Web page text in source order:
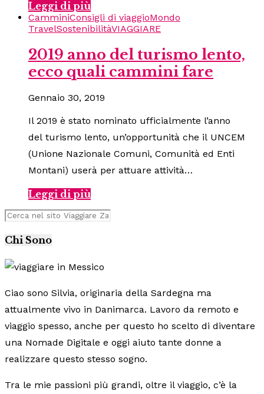
Leggi di più
CamminiConsigli di viaggioMondo
TravelSostenibilitàVIAGGIARE
2019 anno del turismo lento,
ecco quali cammini fare
Gennaio 30, 2019
Il 2019 è stato nominato ufficialmente l’anno
del turismo lento, un’opportunità che il UNCEM
(Unione Nazionale Comuni, Comunità ed Enti
Montani) userà per attuare attività…
Leggi di più
Chi Sono
Ciao sono Silvia, originaria della Sardegna ma
attualmente vivo in Danimarca. Lavoro da remoto e
viaggio spesso, anche per questo ho scelto di diventare
una Nomade Digitale e oggi aiuto tante donne a
realizzare questo stesso sogno.
Tra le mie passioni più grandi, oltre il viaggio, c’è la